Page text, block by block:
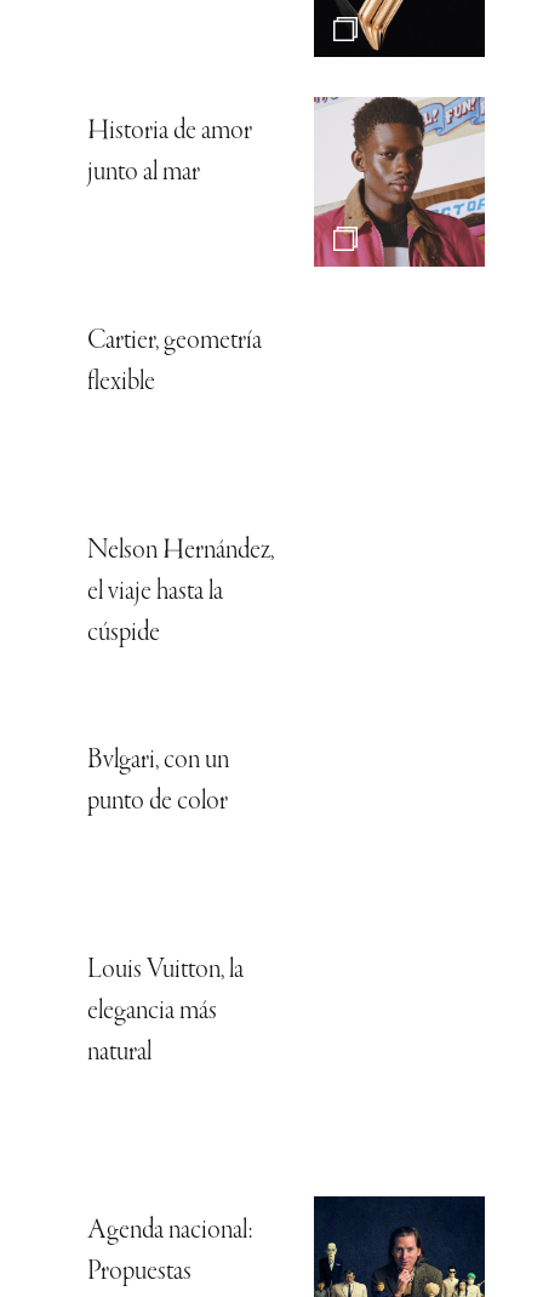
Historia de amor
junto al mar
Cartier, geometría
flexible
Nelson Hernández,
el viaje hasta la
cúspide
Bvlgari, con un
punto de color
Louis Vuitton, la
elegancia más
natural
Agenda nacional:
Propuestas